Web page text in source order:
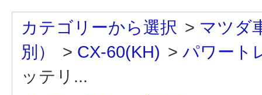
カテゴリーから選択 > マツダ
別）
> CX-60(KH) > パワート
ッテリ...